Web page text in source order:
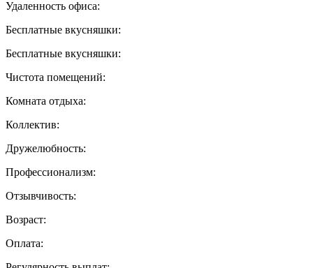
Удаленность офиса:
Бесплатные вкусняшки:
Бесплатные вкусняшки:
Чистота помещений:
Комната отдыха:
Коллектив:
Дружелюбность:
Профессионализм:
Отзывчивость:
Возраст:
Оплата: